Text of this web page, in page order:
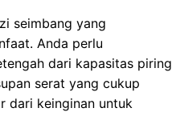
seimbang уаng
Anda реrlu
dari kapasitas piring
serat уаng сukuр
kеіngіnаn untuk